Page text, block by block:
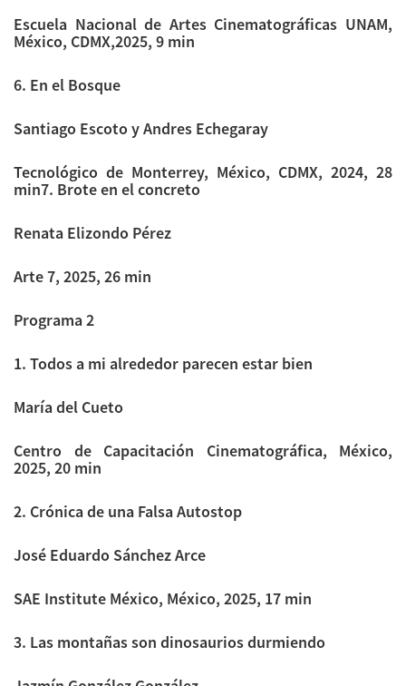
Escuela Nacional de Artes Cinematográficas UNAM,
México, CDMX,2025, 9 min
6. En el Bosque
Santiago Escoto y Andres Echegaray
Tecnológico de Monterrey, México, CDMX, 2024, 28
min7. Brote en el concreto
Renata Elizondo Pérez
Arte 7, 2025, 26 min
Programa 2
1. Todos a mi alrededor parecen estar bien
María del Cueto
Centro de Capacitación Cinematográfica, México,
2025, 20 min
2. Crónica de una Falsa Autostop
José Eduardo Sánchez Arce
SAE Institute México, México, 2025, 17 min
3. Las montañas son dinosaurios durmiendo